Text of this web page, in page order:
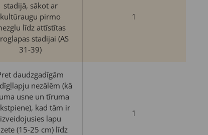
stadijā, sākot ar
kultūraugu pirmo
līdz attīstītas
stadijai (AS
31-39)
1
daudzgadīgām
nezālēm (kā
usne un tīruma
kad tām ir
izveidojusies lapu
(15-25 cm) līdz
1